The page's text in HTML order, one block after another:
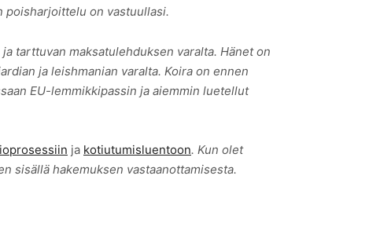
poisharjoittelu on vastuullasi.
tarttuvan maksatulehduksen varalta. Hänet on
ja leishmanian varalta. Koira on ennen
EU-lemmikkipassin ja aiemmin luetellut
ja kotiutumisluentoon. Kun olet
sisällä hakemuksen vastaanottamisesta.